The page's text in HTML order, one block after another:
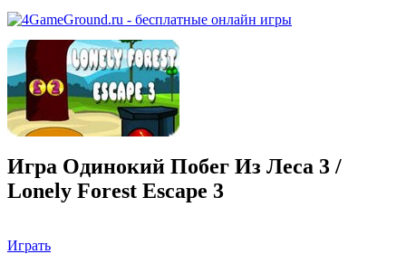
Игра Одинокий Побег Из Леса 3 /
Lonely Forest Escape 3
Играть